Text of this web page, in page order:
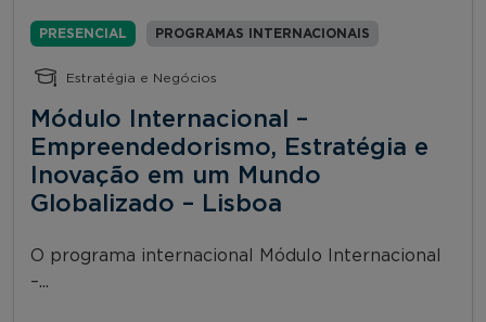
PRESENCIAL PROGRAMAS INTERNACIONAIS
Estratégia e Negócios
Módulo Internacional –
Empreendedorismo, Estratégia e
Inovação em um Mundo
Globalizado – Lisboa
O programa internacional Módulo Internacional
–...